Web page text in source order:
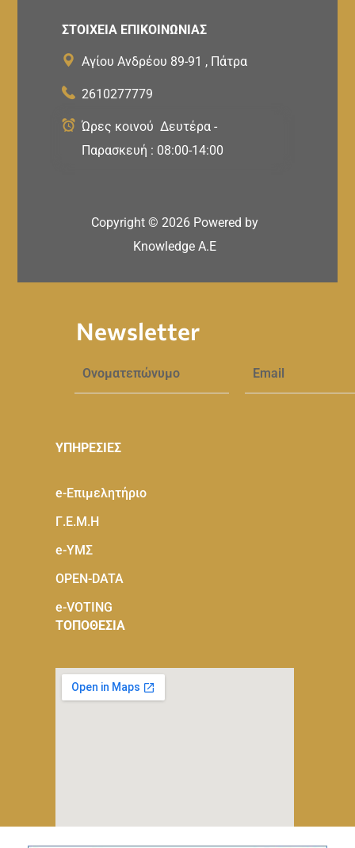
ΣΤΟΙΧΕΙΑ ΕΠΙΚΟΙΝΩΝΙΑΣ
Αγίου Ανδρέου 89-91 , Πάτρα
2610277779
Ώρες κοινού Δευτέρα -
Παρασκευή : 08:00-14:00
Copyright © 2026 Powered by
Knowledge A.E
Newsletter
ΥΠΗΡΕΣΙΕΣ
e-Eπιμελητήριο
Γ.Ε.Μ.Η
e-ΥΜΣ
OPEN-DATA
e-VOTING
ΤΟΠΟΘΕΣΙΑ